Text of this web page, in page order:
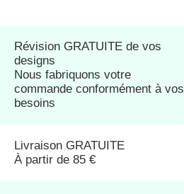
Révision GRATUITE de vos
designs
Nous fabriquons votre
commande conformément à vos
besoins
Livraison GRATUITE
À partir de 85 €